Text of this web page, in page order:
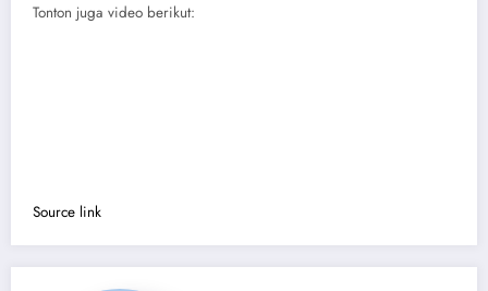
Tonton juga video berikut:
Source link